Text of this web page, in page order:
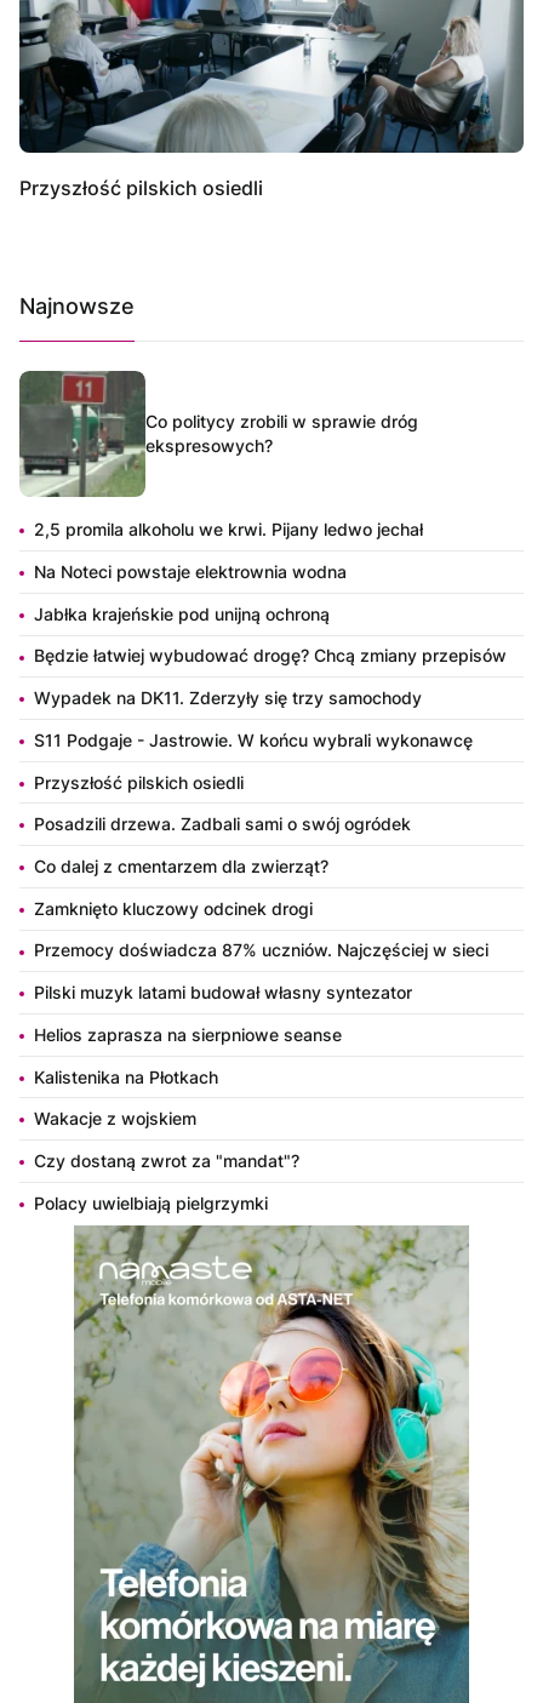
Przyszłość pilskich osiedli
Najnowsze
Co politycy zrobili w sprawie dróg
ekspresowych?
2,5 promila alkoholu we krwi. Pijany ledwo jechał
Na Noteci powstaje elektrownia wodna
Jabłka krajeńskie pod unijną ochroną
Będzie łatwiej wybudować drogę? Chcą zmiany przepisów
Wypadek na DK11. Zderzyły się trzy samochody
S11 Podgaje - Jastrowie. W końcu wybrali wykonawcę
Przyszłość pilskich osiedli
Posadzili drzewa. Zadbali sami o swój ogródek
Co dalej z cmentarzem dla zwierząt?
Zamknięto kluczowy odcinek drogi
Przemocy doświadcza 87% uczniów. Najczęściej w sieci
Pilski muzyk latami budował własny syntezator
Helios zaprasza na sierpniowe seanse
Kalistenika na Płotkach
Wakacje z wojskiem
Czy dostaną zwrot za "mandat"?
Polacy uwielbiają pielgrzymki